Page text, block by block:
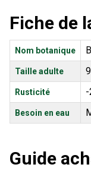
Fiche de
Nom botanique
Taille adulte
Rusticité -
Besoin en eau
Guide